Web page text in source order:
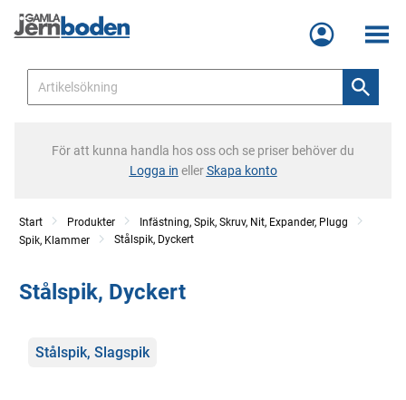
Meny
För att kunna handla hos oss och se priser behöver du
Logga in ellerSkapa konto
Start Produkter
Infästning, Spik, Skruv, Nit, Expander, Plugg
Spik, Klammer
Stålspik, Dyckert
Stålspik, Dyckert
Kategorier
Stålspik, Slagspik